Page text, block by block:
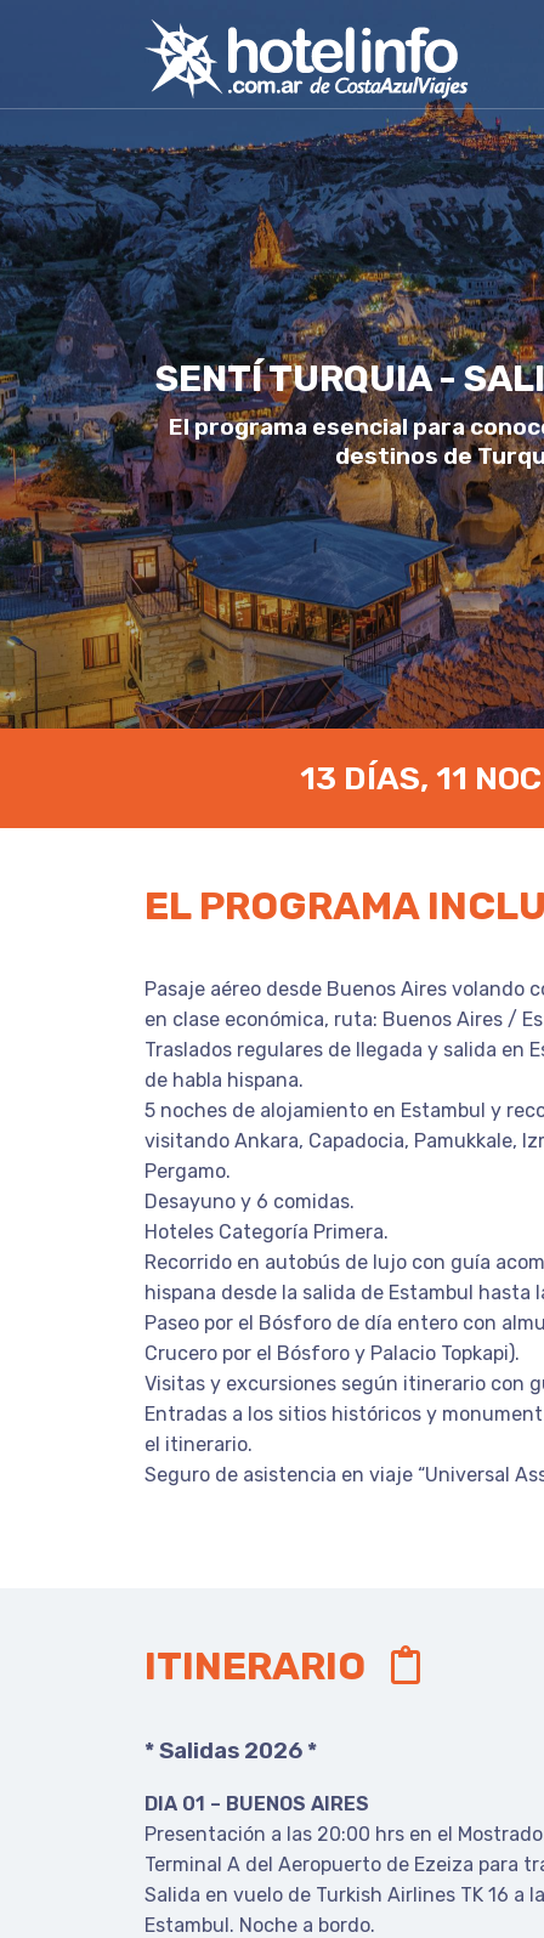
SENTÍ TURQUIA -
El programa esencial para
destinos de
13 DÍAS, 11
EL PROGRAMA
Pasaje aéreo desde Buenos Aires volando
en clase económica, ruta: Buenos Aires /
Traslados regulares de llegada y salida en
de habla hispana.
5 noches de alojamiento en Estambul y
visitando Ankara, Capadocia, Pamukkale,
Pergamo.
Desayuno y 6 comidas.
Hoteles Categoría Primera.
Recorrido en autobús de lujo con guía
hispana desde la salida de Estambul hasta
Paseo por el Bósforo de día entero con
Crucero por el Bósforo y Palacio Topkapi).
Visitas y excursiones según itinerario con
Entradas a los sitios históricos y
el itinerario.
Seguro de asistencia en viaje “Universal
ITINERARIO
* Salidas 2026 *
DIA 01 – BUENOS AIRES
Presentación a las 20:00 hrs en el Mostrador
Terminal A del Aeropuerto de Ezeiza para
Salida en vuelo de Turkish Airlines TK 16 a
Estambul. Noche a bordo.